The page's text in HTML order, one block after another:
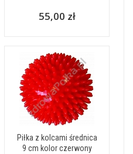
55,00 zł
Piłka z kolcami średnica
9 cm kolor czerwony